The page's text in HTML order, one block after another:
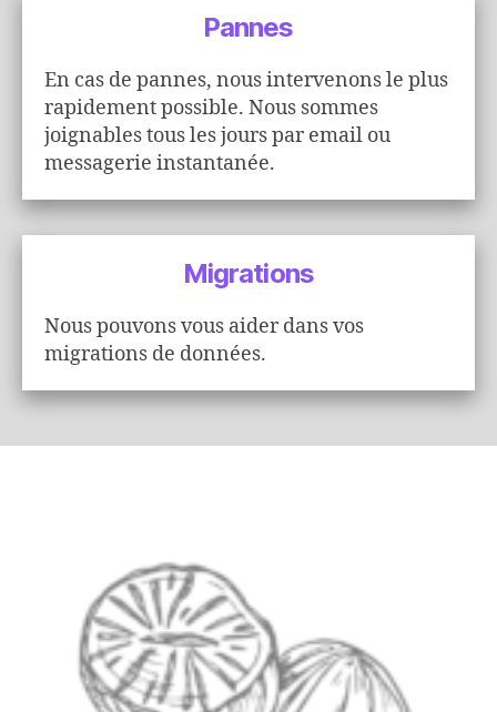
Pannes
En cas de pannes, nous intervenons le plus
rapidement possible. Nous sommes
joignables tous les jours par email ou
messagerie instantanée.
Migrations
Nous pouvons vous aider dans vos
migrations de données.